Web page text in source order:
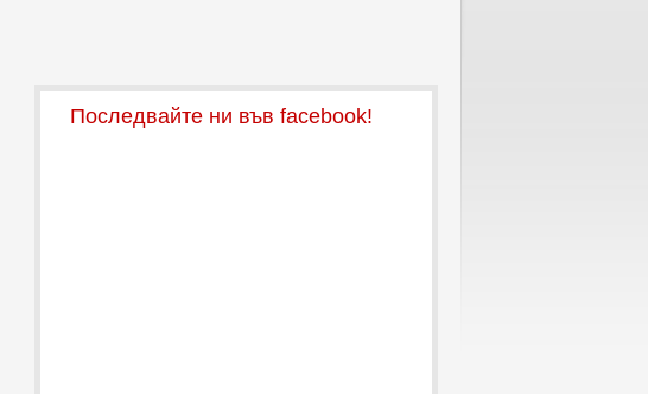
Последвайте ни във facebook!